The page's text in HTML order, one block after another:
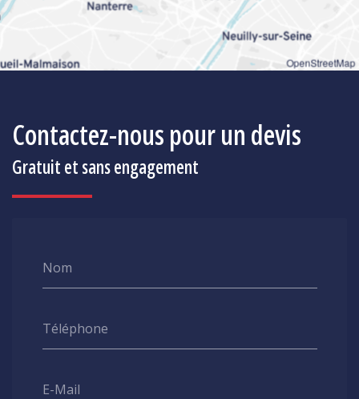
OpenStreetMap
Contactez-nous pour un devis
Gratuit et sans engagement
Nom
Téléphone
E-Mail